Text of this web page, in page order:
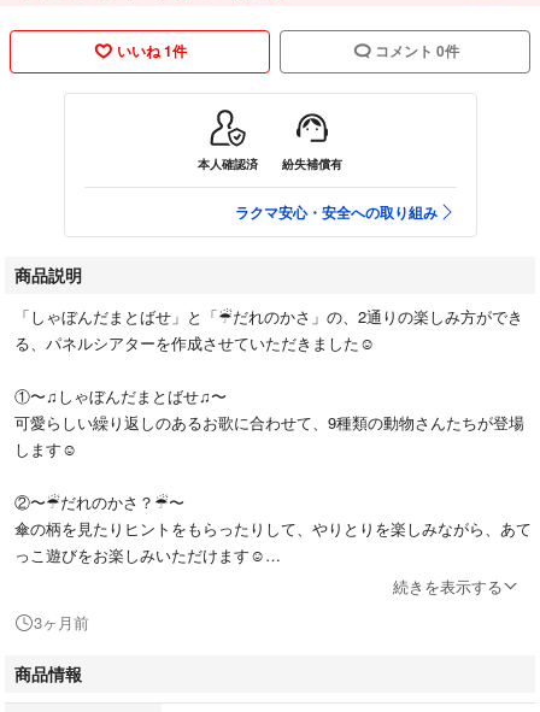
いいね 1件 コメント 0件
本人確認済 紛失補償有
ラクマ安心・安全への取り組み
商品説明
「しゃぼんだまとばせ」と「☔︎だれのかさ」の、2通りの楽しみ方ができ
る、パネルシアターを作成させていただきました☺︎
①〜♫しゃぼんだまとばせ♫〜
可愛らしい繰り返しのあるお歌に合わせて、9種類の動物さんたちが登場
します☺︎
②〜☔︎だれのかさ？☔︎〜
傘の柄を見たりヒントをもらったりして、やりとりを楽しみながら、あて
っこ遊びをお楽しみいただけます☺︎
くお願い致します。
見たり、歌ったり、やりとりをしながらあてっこをしたりと、未満児さん
続きを表示する
3ヶ月前
商品情報